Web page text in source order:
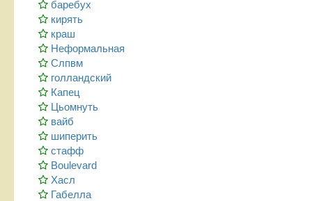
баребух
кирять
краш
Неформальная
Слпвм
голландский
Капец
Цьомнуть
вайб
шиперить
стафф
Boulevard
Хасл
Габелла